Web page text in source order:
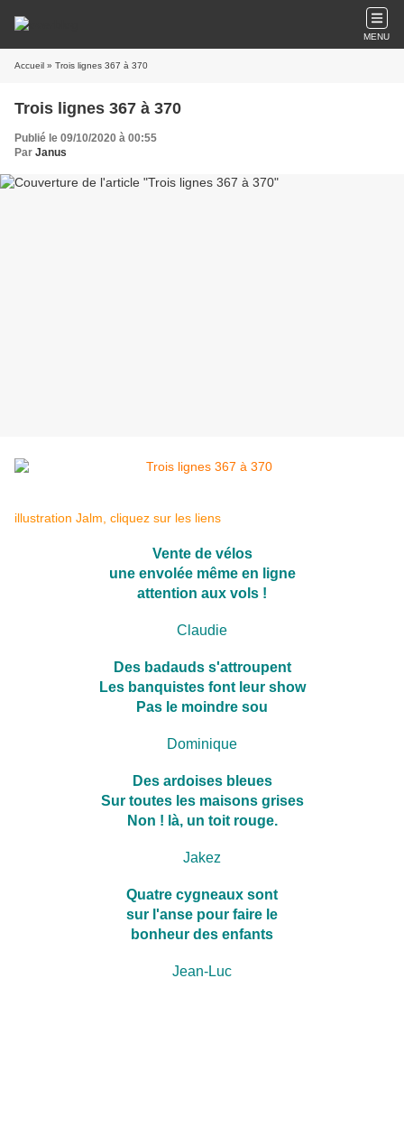
MENU
Accueil » Trois lignes 367 à 370
Trois lignes 367 à 370
Publié le 09/10/2020 à 00:55
Par Janus
illustration Jalm, cliquez sur les liens
Vente de vélos
une envolée même en ligne
attention aux vols !
Claudie
Des badauds s'attroupent
Les banquistes font leur show
Pas le moindre sou
Dominique
Des ardoises bleues
Sur toutes les maisons grises
Non ! là, un toit rouge.
Jakez
Quatre cygneaux sont
sur l'anse pour faire le
bonheur des enfants
Jean-Luc